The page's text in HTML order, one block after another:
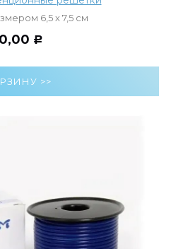
6,5 х 7,5 см
Р